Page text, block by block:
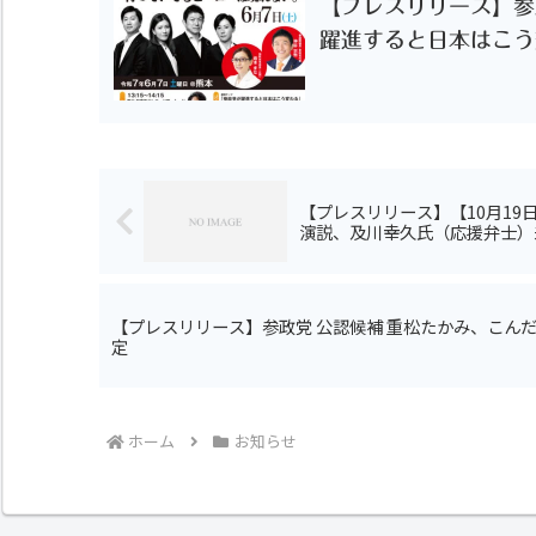
【プレスリリース】
躍進すると日本はこ
【プレスリリース】【10月
演説、及川幸久⽒（応援弁⼠
【プレスリリース】参政党 公認候補 重松たかみ、こ
定
ホーム お知らせ